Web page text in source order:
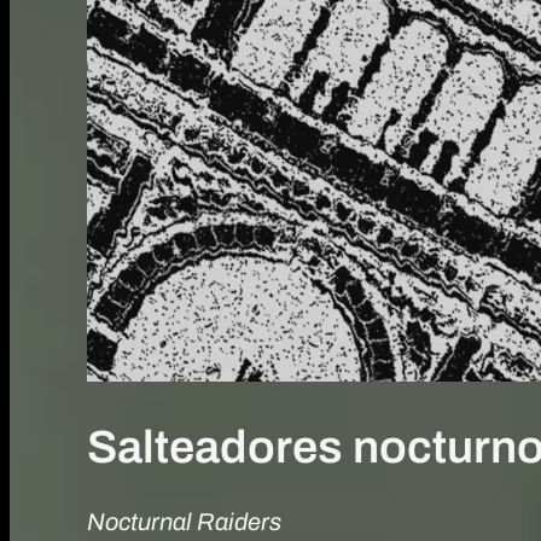
Salteadores
Nocturnal Raiders